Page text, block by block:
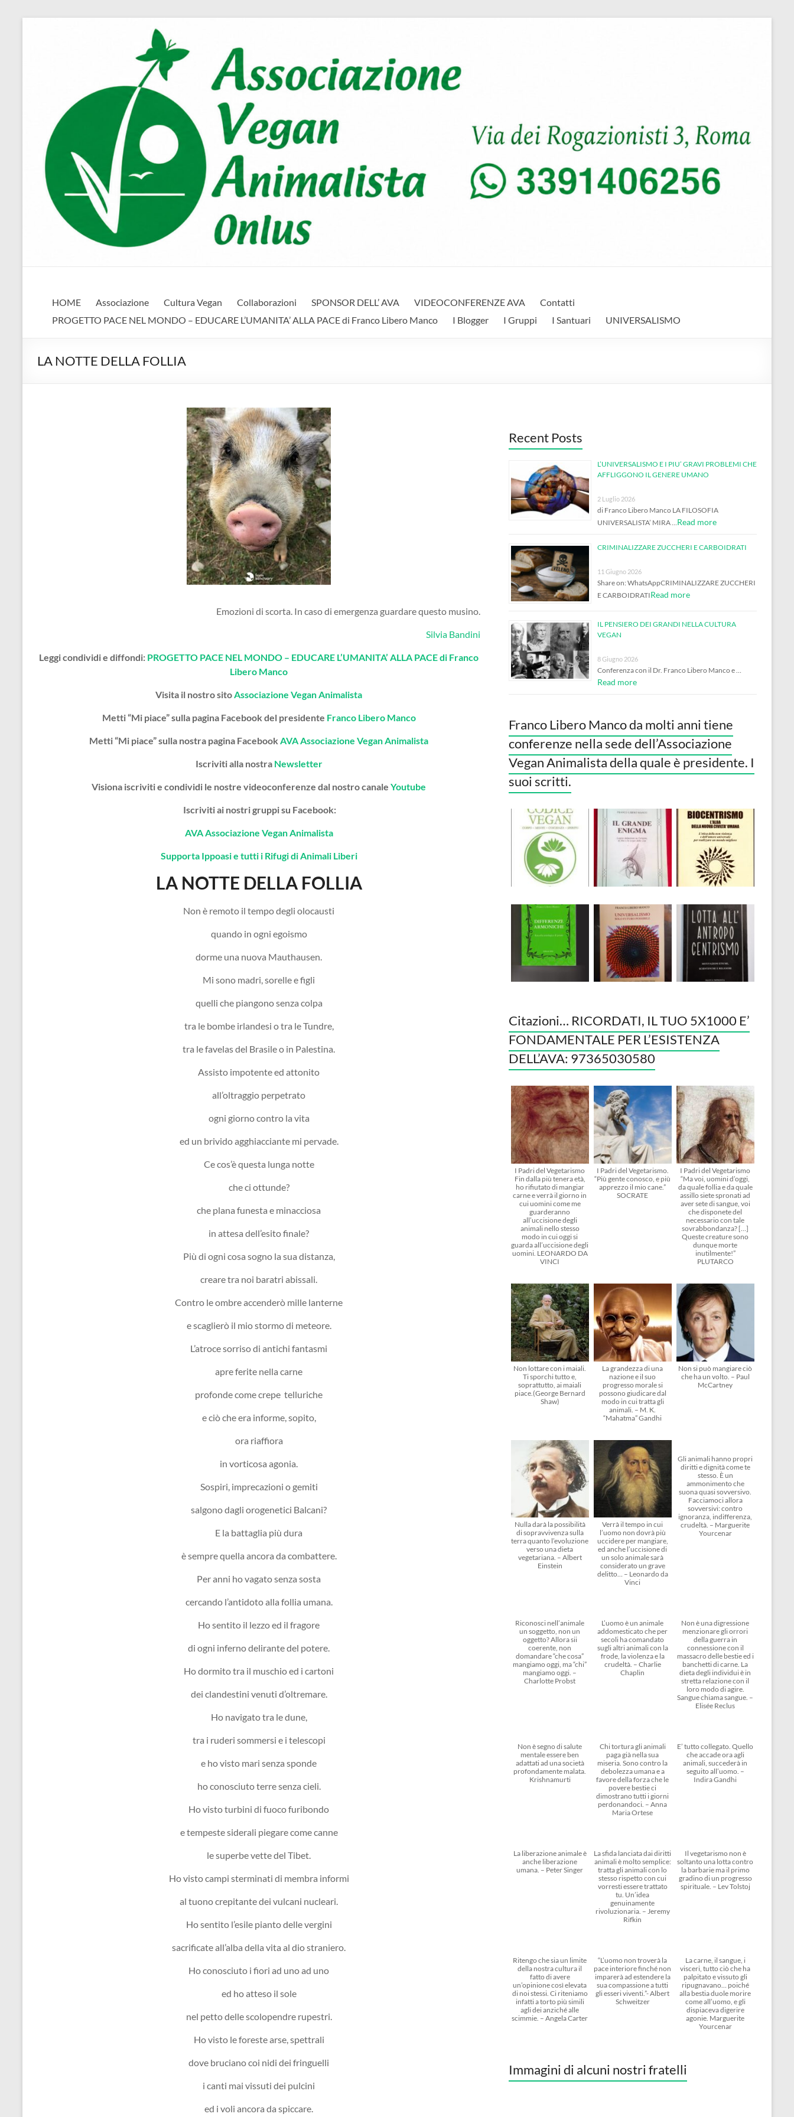
AVA
HOME
Associazione Cultura Vegan Collaborazioni SPONSOR DELL’ AVA VIDEOCONFERENZE AVA
Contatti
PROGETTO PACE NEL MONDO – EDUCARE L’UMANITA’ ALLA PACE di Franco Libero Manco
I Blogger I Gruppi I Santuari UNIVERSALISMO
LA NOTTE DELLA FOLLIA
Emozioni di scorta. In caso di emergenza guardare questo musino.
Silvia Bandini
Leggi condividi e diffondi: PROGETTO PACE NEL MONDO – EDUCARE L’UMANITA’ ALLA PACE di Franco
Libero Manco
Visita il nostro sitoAssociazione Vegan Animalista
Metti “Mi piace” sulla pagina Facebook del presidente Franco Libero Manco
Metti “Mi piace” sulla nostra pagina Facebook AVA Associazione Vegan Animalista
Iscriviti alla nostraNewsletter
Visiona iscriviti e condividi le nostre videoconferenze dal nostro canale Youtube
Iscriviti ai nostri gruppi su Facebook:
AVA Associazione Vegan Animalista
Supporta Ippoasi e tutti i Rifugi di Animali Liberi
LA NOTTE DELLA FOLLIA
Non è remoto il tempo degli olocausti
quando in ogni egoismo
dorme una nuova Mauthausen.
Mi sono madri, sorelle e figli
quelli che piangono senza colpa
tra le bombe irlandesi o tra le Tundre,
tra le favelas del Brasile o in Palestina.
Assisto impotente ed attonito
all’oltraggio perpetrato
ogni giorno contro la vita
ed un brivido agghiacciante mi pervade.
Ce cos’è questa lunga notte
che ci ottunde?
che plana funesta e minacciosa
in attesa dell’esito finale?
Più di ogni cosa sogno la sua distanza,
creare tra noi baratri abissali.
Contro le ombre accenderò mille lanterne
e scaglierò il mio stormo di meteore.
L’atroce sorriso di antichi fantasmi
apre ferite nella carne
profonde come crepe telluriche
e ciò che era informe, sopito,
ora riaffiora
in vorticosa agonia.
Sospiri, imprecazioni o gemiti
salgono dagli orogenetici Balcani?
E la battaglia più dura
è sempre quella ancora da combattere.
Per anni ho vagato senza sosta
cercando l’antidoto alla follia umana.
Ho sentito il lezzo ed il fragore
di ogni inferno delirante del potere.
Ho dormito tra il muschio ed i cartoni
dei clandestini venuti d’oltremare.
Ho navigato tra le dune,
tra i ruderi sommersi e i telescopi
e ho visto mari senza sponde
ho conosciuto terre senza cieli.
Ho visto turbini di fuoco furibondo
e tempeste siderali piegare come canne
le superbe vette del Tibet.
Ho visto campi sterminati di membra informi
al tuono crepitante dei vulcani nucleari.
Ho sentito l’esile pianto delle vergini
sacrificate all’alba della vita al dio straniero.
Ho conosciuto i fiori ad uno ad uno
ed ho atteso il sole
nel petto delle scolopendre rupestri.
Ho visto le foreste arse, spettrali
dove bruciano coi nidi dei fringuelli
i canti mai vissuti dei pulcini
ed i voli ancora da spiccare.
Recent Posts
L’UNIVERSALISMO E I PIU’ GRAVI PROBLEMI CHE
AFFLIGGONO IL GENERE UMANO
2 Luglio 2026
di Franco Libero Manco LA FILOSOFIA
UNIVERSALISTA’ MIRA … Read more
CRIMINALIZZARE ZUCCHERI E CARBOIDRATI
11 Giugno 2026
Share on: WhatsAppCRIMINALIZZARE ZUCCHERI
E CARBOIDRATIRead more
IL PENSIERO DEI GRANDI NELLA CULTURA
VEGAN
8 Giugno 2026
Conferenza con il Dr. Franco Libero Manco e …
Read more
Franco Libero Manco da molti anni tiene
conferenze nella sede dell’Associazione
Vegan Animalista della quale è presidente. I
suoi scritti.
Citazioni… RICORDATI, IL TUO 5X1000 E’
FONDAMENTALE PER L’ESISTENZA
DELL’AVA: 97365030580
I Padri del Vegetarismo
Fin dalla più tenera età,
ho rifiutato di mangiar
carne e verrà il giorno in
cui uomini come me
guarderanno
all’uccisione degli
animali nello stesso
modo in cui oggi si
guarda all’uccisione degli
uomini. LEONARDO DA
VINCI
I Padri del Vegetarismo.
“Più gente conosco, e più
apprezzo il mio cane.”
SOCRATE
I Padri del Vegetarismo
“Ma voi, uomini d’oggi,
da quale follia e da quale
assillo siete spronati ad
aver sete di sangue, voi
che disponete del
necessario con tale
sovrabbondanza? […]
Queste creature sono
dunque morte
inutilmente!”
PLUTARCO
Non lottare con i maiali.
Ti sporchi tutto e,
soprattutto, ai maiali
piace.(George Bernard
Shaw)
La grandezza di una
nazione e il suo
progresso morale si
possono giudicare dal
modo in cui tratta gli
animali. – M. K.
“Mahatma” Gandhi
Non si può mangiare ciò
che ha un volto. – Paul
McCartney
Nulla darà la possibilità
di sopravvivenza sulla
terra quanto l’evoluzione
verso una dieta
vegetariana. – Albert
Einstein
Verrà il tempo in cui
l’uomo non dovrà più
uccidere per mangiare,
ed anche l’uccisione di
un solo animale sarà
considerato un grave
delitto… – Leonardo da
Vinci
Gli animali hanno propri
diritti e dignità come te
stesso. È un
ammonimento che
suona quasi sovversivo.
Facciamoci allora
sovversivi: contro
ignoranza, indifferenza,
crudeltà. – Marguerite
Yourcenar
Riconosci nell’animale
un soggetto, non un
oggetto? Allora sii
coerente, non
domandare “che cosa”
mangiamo oggi, ma “chi”
mangiamo oggi. –
Charlotte Probst
L’uomo è un animale
addomesticato che per
secoli ha comandato
sugli altri animali con la
frode, la violenza e la
crudeltà. – Charlie
Chaplin
Non è una digressione
menzionare gli orrori
della guerra in
connessione con il
massacro delle bestie ed i
banchetti di carne. La
dieta degli individui è in
stretta relazione con il
loro modo di agire.
Sangue chiama sangue. –
Elisée Reclus
Non è segno di salute
mentale essere ben
adattati ad una società
profondamente malata.
Krishnamurti
Chi tortura gli animali
paga già nella sua
miseria. Sono contro la
debolezza umana e a
favore della forza che le
povere bestie ci
dimostrano tutti i giorni
perdonandoci. – Anna
Maria Ortese
E’ tutto collegato. Quello
che accade ora agli
animali, succederà in
seguito all’uomo. –
Indira Gandhi
La liberazione animale è
anche liberazione
umana. – Peter Singer
La sfida lanciata dai diritti
animali è molto semplice:
tratta gli animali con lo
stesso rispetto con cui
vorresti essere trattato
tu. Un’idea
genuinamente
rivoluzionaria. – Jeremy
Rifkin
Il vegetarismo non è
soltanto una lotta contro
la barbarie ma il primo
gradino di un progresso
spirituale. – Lev Tolstoj
Ritengo che sia un limite
della nostra cultura il
fatto di avere
un’opinione così elevata
di noi stessi. Ci riteniamo
infatti a torto più simili
agli dei anziché alle
scimmie. – Angela Carter
“L’uomo non troverà la
pace interiore finché non
imparerà ad estendere la
sua compassione a tutti
gli esseri viventi.”- Albert
Schweitzer
La carne, il sangue, i
visceri, tutto ciò che ha
palpitato e vissuto gli
ripugnavano… poiché
alla bestia duole morire
come all’uomo, e gli
dispiaceva digerire
agonie. Marguerite
Yourcenar
Immagini di alcuni nostri fratelli